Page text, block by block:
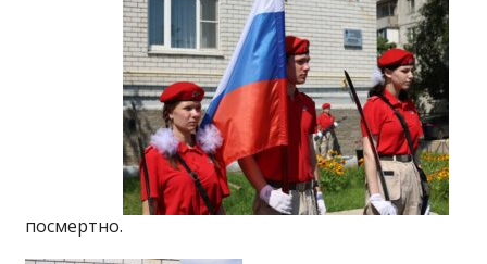
посмертно.